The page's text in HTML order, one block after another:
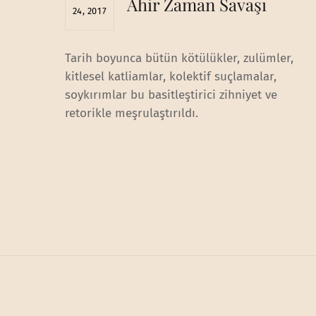
24, 2017
Tarih boyunca bütün kötülükler, zulümler,
kitlesel katliamlar, kolektif suçlamalar,
soykırımlar bu basitleştirici zihniyet ve
retorikle meşrulaştırıldı.